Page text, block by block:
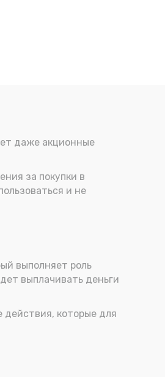
даже акционные
за покупки в
и не
выполняет роль
выплачивать деньги
действия, которые для